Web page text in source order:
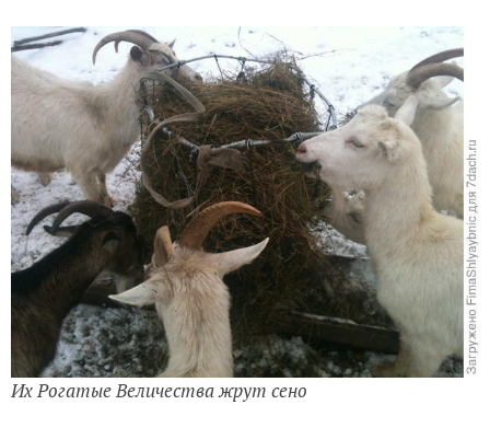
Их Рогатые Величества жрут сено